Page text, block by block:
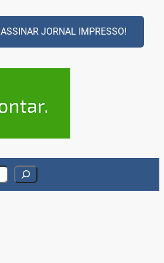
ASSINAR JORNAL IMPRESSO!